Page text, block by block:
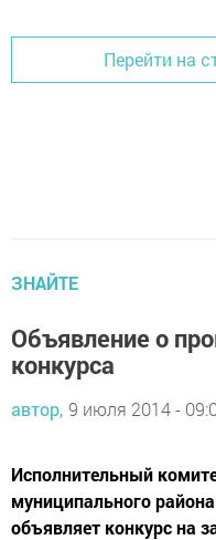
Перейти на
ЗНАЙТЕ
Объявление о
конкурса
автор, 9 июля 2014 -
Исполнительный
муниципального
объявляет конкурс на